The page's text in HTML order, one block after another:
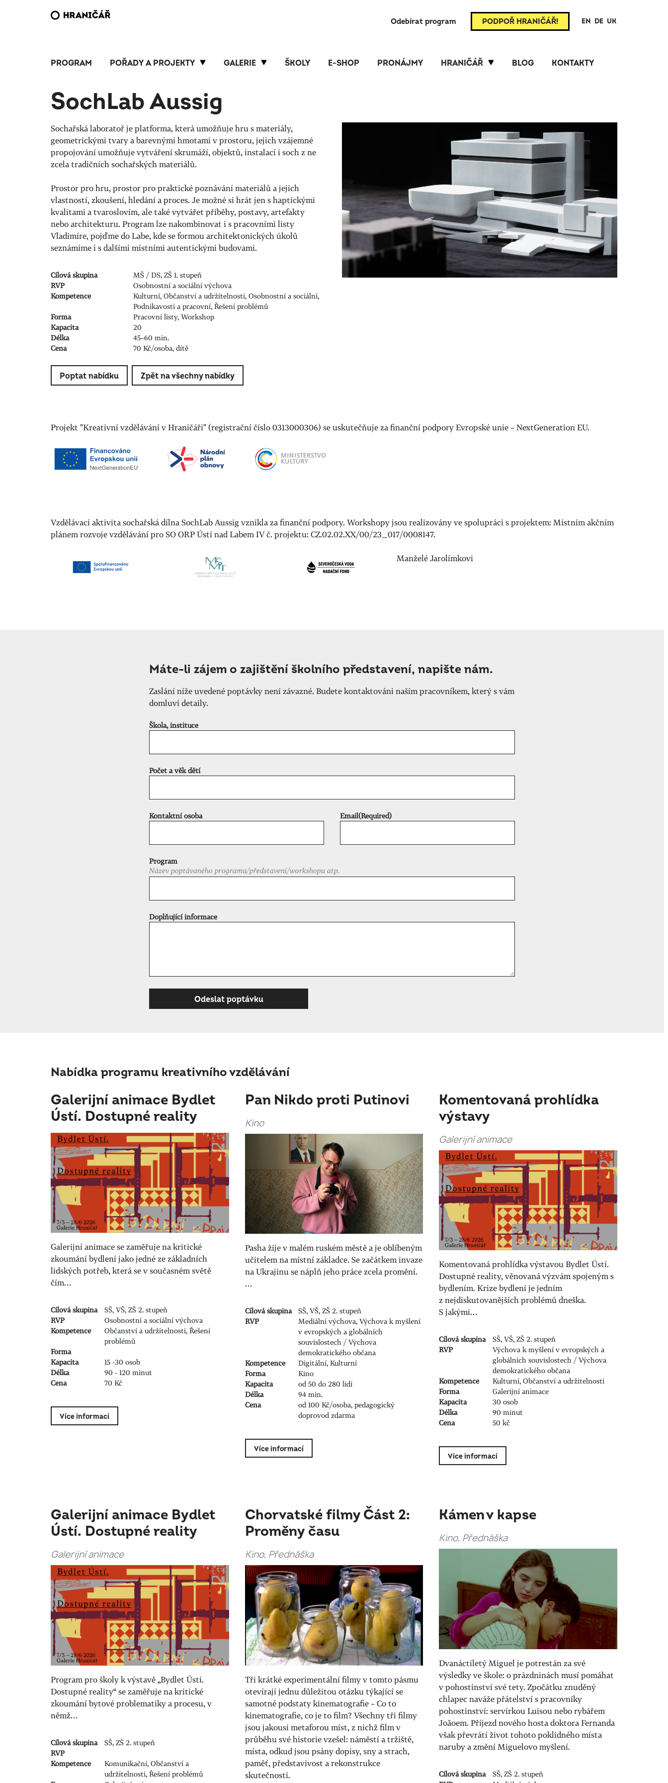
Odebírat program PODPOŘ HRANIČÁŘ! EN DE UK
PROGRAM POŘADY A PROJEKTY GALERIE ŠKOLY E-SHOP PRONÁJMY HRANIČÁŘ BLOG KONTAKTY
SochLab Aussig
Sochařská laboratoř je platforma,která umožňuje hru s materiály,
geometrickými tvary a barevnými hmotami v prostoru, jejich vzájemné
propojování umožňuje vytváření skrumáží, objektů, instalací i soch z ne
zcela tradičních sochařských materiálů.
Prostor pro hru, prostor pro praktické poznávání materiálů a jejich
vlastností, zkoušení, hledání a proces. Je možné si hrát jen s haptickými
kvalitami a tvaroslovím, ale také vytvářet příběhy, postavy, artefakty
nebo architekturu. Program lze nakombinovat i s pracovními listy
Vladimíre, pojďme do Labe, kde se formou architektonických úkolů
seznámíme i s dalšími místními autentickými budovami.
Cílová skupina
MŠ / DS, ZŠ 1. stupeň
RVP
Osobnostní a sociální výchova
Kompetence
Kulturní, Občanství a udržitelnosti, Osobnostní a sociální,
Podnikavosti a pracovní, Řešení problémů
Forma
Pracovní listy, Workshop
Kapacita
20
Délka
45–60 min.
Cena
70 Kč/osoba, dítě
Poptat nabídku Zpět na všechny nabídky
Projekt "Kreativní vzdělávání v Hraničáři" (registrační číslo 0313000306) se uskutečňuje za finanční podpory Evropské unie – NextGeneration EU.
Vzdělávací aktivita sochařská dílna SochLab Aussig vznikla za finanční podpory. Workshopy jsou realizovány ve spolupráci s projektem: Místním akčním
plánem rozvoje vzdělávání pro SO ORP Ústí nad Labem IV č. projektu: CZ.02.02.XX/00/23_017/0008147.
Manželé Jarolímkovi
Máte-li zájem o zajištění školního představení, napište nám.
Zaslání níže uvedené poptávky není závazné. Budete kontaktováni naším pracovníkem, který s vám
domluví detaily.
Škola, instituce
Počet a věk dětí
Kontaktní osoba Email(Required)
Program
Název poptávaného programu/představení/workshopu atp.
Doplňující informace
Nabídka programu kreativního vzdělávání
Galerijní animace Bydlet
Ústí. Dostupné reality
Galerijní animace se zaměřuje na kritické
zkoumání bydlení jako jedné ze základních
lidských potřeb, která se v současném světě
čím…
Cílová skupina
SŠ, VŠ, ZŠ 2. stupeň
RVP
Osobnostní a sociální výchova
Kompetence
Občanství a udržitelnosti, Řešení
problémů
Forma
Kapacita
15 -30 osob
Délka
90 - 120 minut
Cena
70 Kč
Více informací
Pan Nikdo proti Putinovi
Kino
Pasha žije v malém ruském městě a je oblíbeným
učitelem na místní základce. Se začátkem invaze
na Ukrajinu se náplň jeho práce zcela promění.
…
Cílová skupina
SŠ, VŠ, ZŠ 2. stupeň
RVP
Mediální výchova, Výchova k myšlení
v evropských a globálních
souvislostech / Výchova
demokratického občana
Kompetence
Digitální, Kulturní
Forma
Kino
Kapacita
od 50 do 280 lidí
Délka
94 min.
Cena
od 100 Kč/osoba, pedagogický
doprovod zdarma
Více informací
Komentovaná prohlídka
výstavy
Galerijní animace
Komentovaná prohlídka výstavou Bydlet Ústí.
Dostupné reality, věnovaná výzvám spojeným s
bydlením. Krize bydlení je jedním
z nejdiskutovanějších problémů dneška.
S jakými…
Cílová skupina
SŠ, VŠ, ZŠ 2. stupeň
RVP
Výchova k myšlení v evropských a
globálních souvislostech / Výchova
demokratického občana
Kompetence
Kulturní, Občanství a udržitelnosti
Forma
Galerijní animace
Kapacita
30 osob
Délka
90 minut
Cena
50 kč
Více informací
Galerijní animace Bydlet
Ústí. Dostupné reality
Galerijní animace
Program pro školy k výstavě „Bydlet Ústí.
Dostupné reality“ se zaměřuje na kritické
zkoumání bytové problematiky a procesu, v
němž…
Cílová skupina
SŠ, ZŠ 2. stupeň
RVP
Kompetence
Komunikační, Občanství a
udržitelnosti, Řešení problémů
Chorvatské filmy Část 2:
Proměny času
Kino, Přednáška
Tři krátké experimentální filmy v tomto pásmu
otevírají jednu důležitou otázku týkající se
samotné podstaty kinematografie – Co to
kinematografie, co je to film? Všechny tři filmy
jsou jakousi metaforou míst, z nichž film v
průběhu své historie vzešel: náměstí a tržiště,
místa, odkud jsou psány dopisy, sny a strach,
paměť, představivost a rekonstrukce
skutečnosti.
Kámen v kapse
Kino, Přednáška
Dvanáctiletý Miguel je potrestán za své
výsledky ve škole: o prázdninách musí pomáhat
v pohostinství své tety. Zpočátku znuděný
chlapec naváže přátelství s pracovníky
pohostinství: servírkou Luisou nebo rybářem
Joãoem. Příjezd nového hosta doktora Fernanda
však převrátí život tohoto poklidného místa
naruby a změní Miguelovo myšlení.
Cílová skupina
SŠ, ZŠ 2. stupeň